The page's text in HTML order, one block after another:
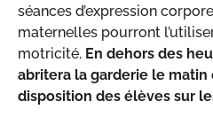
séances d’expression
maternelles pourront
motricité. En dehors des
abritera la garderie le matin
disposition des élèves sur